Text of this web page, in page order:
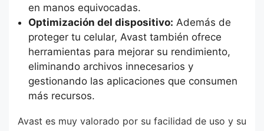
en manos equivocadas.
Optimización del dispositivo: Además de
proteger tu celular, Avast también ofrece
herramientas para mejorar su rendimiento,
eliminando archivos innecesarios y
gestionando las aplicaciones que consumen
más recursos.
Avast es muy valorado por su facilidad de uso y su